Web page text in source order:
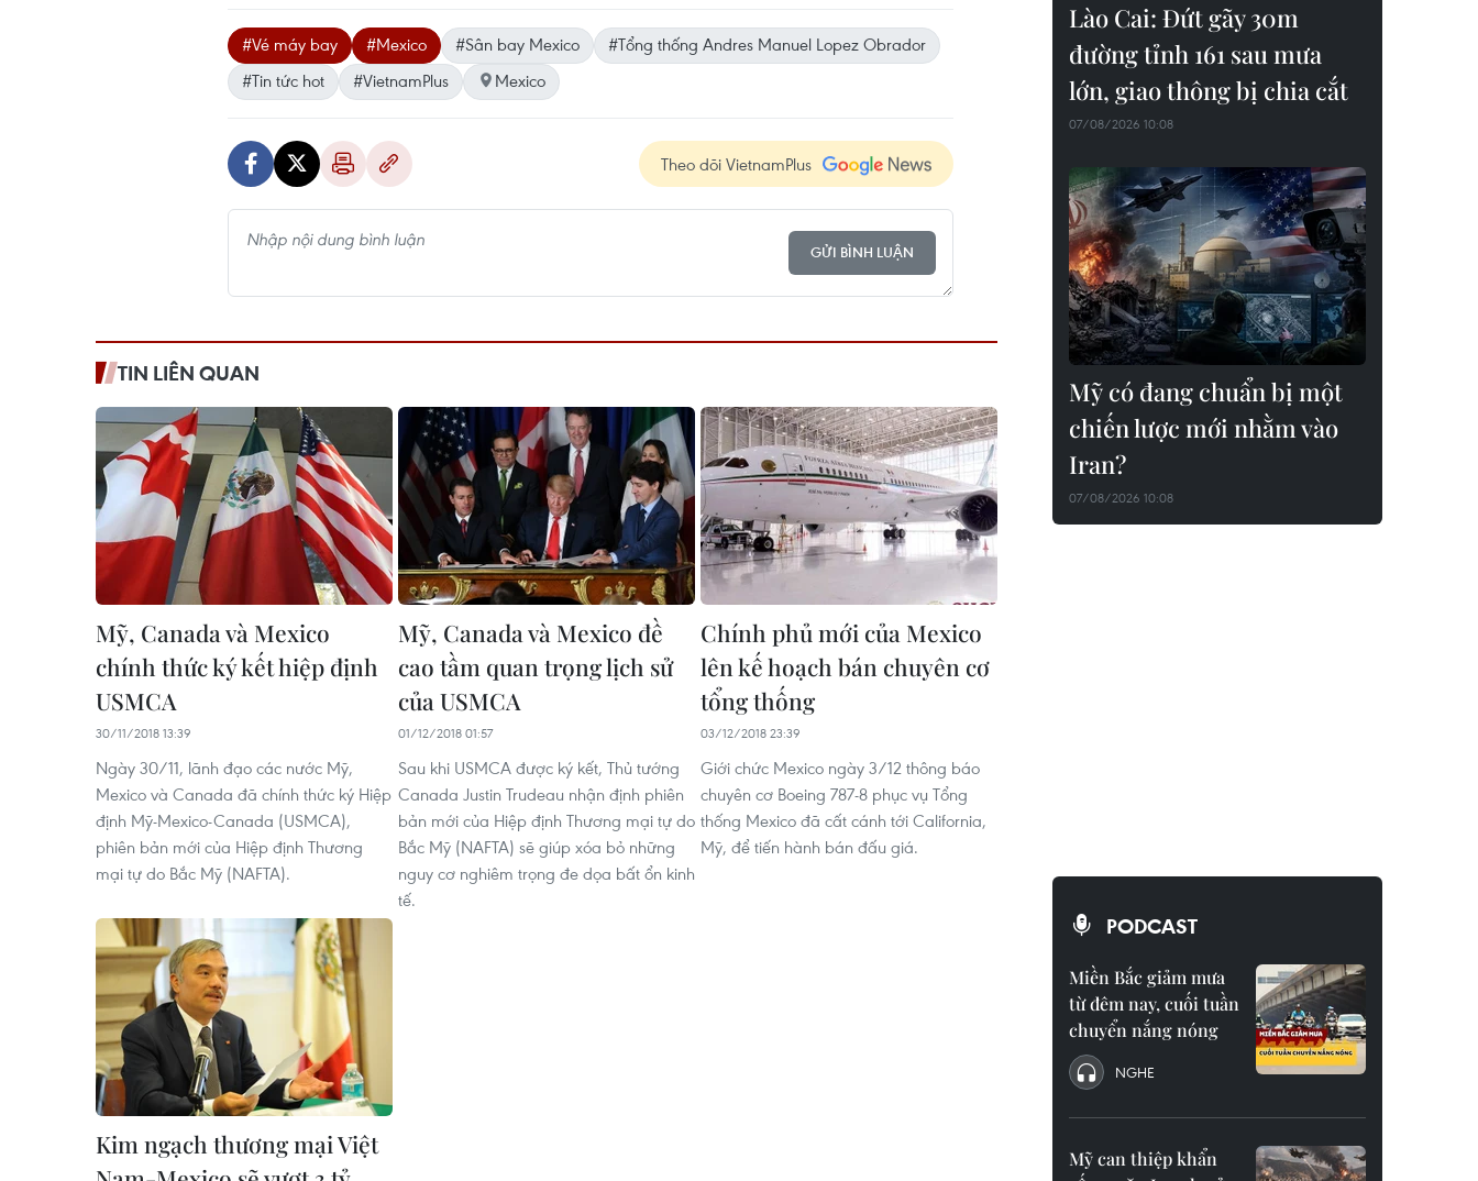
#Vé máy bay #Mexico #Sân bay Mexico
#Tổng thống Andres Manuel Lopez Obrador
#Tin tức hot
#VietnamPlus Mexico
Theo dõi VietnamPlus
GỬI BÌNH LUẬN
TIN LIÊN QUAN
Mỹ, Canada và Mexico
chính thức ký kết hiệp định
USMCA
30/11/2018 13:39
Ngày 30/11, lãnh đạo các nước Mỹ,
Mexico và Canada đã chính thức ký Hiệp
định Mỹ-Mexico-Canada (USMCA),
phiên bản mới của Hiệp định Thương
mại tự do Bắc Mỹ (NAFTA).
Mỹ, Canada và Mexico đề
cao tầm quan trọng lịch sử
của USMCA
01/12/2018 01:57
Sau khi USMCA được ký kết, Thủ tướng
Canada Justin Trudeau nhận định phiên
bản mới của Hiệp định Thương mại tự do
Bắc Mỹ (NAFTA) sẽ giúp xóa bỏ những
nguy cơ nghiêm trọng đe dọa bất ổn kinh
tế.
Chính phủ mới của Mexico
lên kế hoạch bán chuyên cơ
tổng thống
03/12/2018 23:39
Giới chức Mexico ngày 3/12 thông báo
chuyên cơ Boeing 787-8 phục vụ Tổng
thống Mexico đã cất cánh tới California,
Mỹ, để tiến hành bán đấu giá.
Kim ngạch thương mại Việt
Lào Cai: Đứt gãy 30m
đường tỉnh 161 sau mưa
lớn, giao thông bị chia cắt
07/08/2026 10:08
Mỹ có đang chuẩn bị một
chiến lược mới nhằm vào
Iran?
07/08/2026 10:08
PODCAST
Miền Bắc giảm mưa
từ đêm nay, cuối tuần
chuyển nắng nóng
NGHE
Mỹ can thiệp khẩn